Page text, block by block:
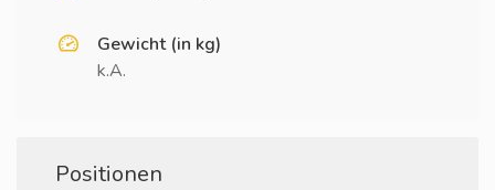
Gewicht (in kg)
k.A.
Positionen